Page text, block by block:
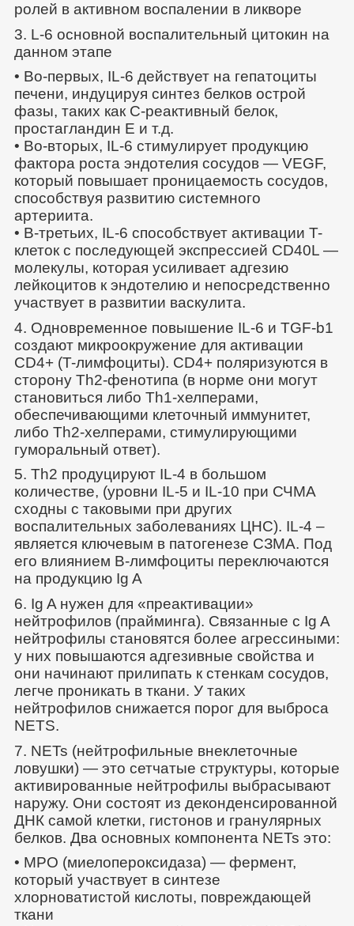
ролей в активном воспалении в ликворе
3. L-6 основной воспалительный цитокин на
данном этапе
• Во-первых, IL-6 действует на гепатоциты
печени, индуцируя синтез белков острой
фазы, таких как C-реактивный белок,
простагландин Е и т.д.
• Во-вторых, IL-6 стимулирует продукцию
фактора роста эндотелия сосудов — VEGF,
который повышает проницаемость сосудов,
способствуя развитию системного
артериита.
• В-третьих, IL-6 способствует активации T-
клеток с последующей экспрессией CD40L —
молекулы, которая усиливает адгезию
лейкоцитов к эндотелию и непосредственно
участвует в развитии васкулита.
4. Одновременное повышение IL-6 и TGF-b1
создают микроокружение для активации
CD4+ (T-лимфоциты). CD4+ поляризуются в
сторону Th2-фенотипа (в норме они могут
становиться либо Th1-хелперами,
обеспечивающими клеточный иммунитет,
либо Th2-хелперами, стимулирующими
гуморальный ответ).
5. Th2 продуцируют IL-4 в большом
количестве, (уровни IL-5 и IL-10 при СЧМА
сходны с таковыми при других
воспалительных заболеваниях ЦНС). IL-4 –
является ключевым в патогенезе СЗМА. Под
его влиянием В-лимфоциты переключаются
на продукцию Ig A
6. Ig A нужен для «преактивации»
нейтрофилов (прайминга). Связанные с Ig A
нейтрофилы становятся более агрессиными:
у них повышаются адгезивные свойства и
они начинают прилипать к стенкам сосудов,
легче проникать в ткани. У таких
нейтрофилов снижается порог для выброса
NETS.
7. NETs (нейтрофильные внеклеточные
ловушки) — это сетчатые структуры, которые
активированные нейтрофилы выбрасывают
наружу. Они состоят из деконденсированной
ДНК самой клетки, гистонов и гранулярных
белков. Два основных компонента NETs это:
• МРО (миелопероксидаза) — фермент,
который участвует в синтезе
хлорноватистой кислоты, повреждающей
ткани